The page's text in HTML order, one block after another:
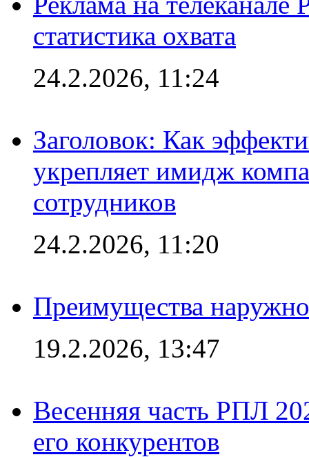
статистика охвата
24.2.2026, 11:24
Заголовок: Как
укрепляет имидж
сотрудников
24.2.2026, 11:20
Преимущества
19.2.2026, 13:47
Весенняя часть РПЛ
его конкурентов